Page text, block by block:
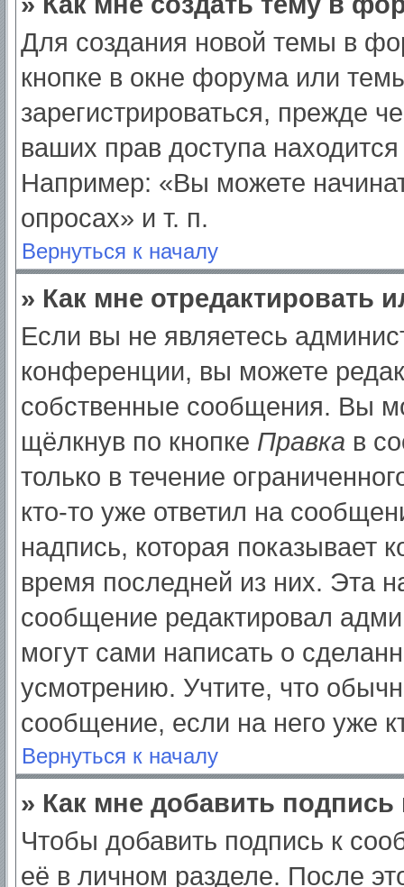
Для создания новой темы в
кнопке в окне форума или
зарегистрироваться, прежде
ваших прав доступа
Например: «Вы можете
опросах» и т. п.
Вернуться к началу
» Как мне отредактировать
Если вы не являетесь
конференции, вы можете
собственные сообщения. Вы
щёлкнув по кнопке Правка в
только в течение
кто-то уже ответил на
надпись, которая показывает
время последней из них. Эта
сообщение редактировал
могут сами написать о
усмотрению. Учтите, что
сообщение, если на него уже
Вернуться к началу
» Как мне добавить
Чтобы добавить подпись к
её в личном разделе. После